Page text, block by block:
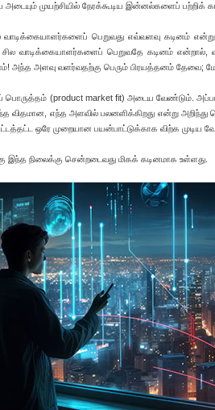
அடையும் முயற்சியில் நேரக்கூடிய இன்னல்களைப் பற்றிக்
வாடிக்கையாளர்களைப் பெறுவது எவ்வளவு கடினம்
வாடிக்கையாளர்களைப் பெறுவதே கடினம் என்றால்,
அந்த அளவு வளர்வதற்கு பெரும் பிரயத்தனம் தேவை;
பொருத்தம் (product market fit) அடைய வேண்டும்.
விதமான, எந்த அளவில் பலனளிக்கிறது என்று
ஒரே முறையான பயன்பாட்டுக்காக விற்க முடிய
இந்த நிலைக்கு சென்றடைவது மிகக் கடினமாக உள்ளது.